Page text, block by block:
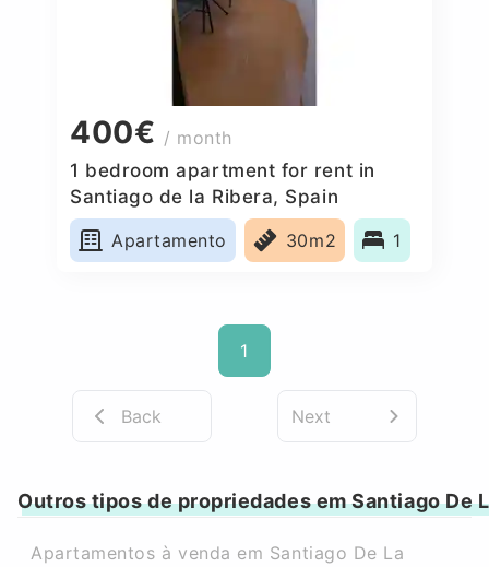
400€ / month
1 bedroom apartment for rent in
Santiago de la Ribera, Spain
Apartamento
30m2 1
1
Back Next
Outros tipos de propriedades em Santiago De
Apartamentos à venda em Santiago De La